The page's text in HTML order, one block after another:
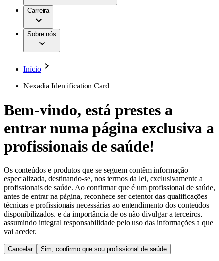
Aesculap Academy
Contentores Estéreis
Neurocirurgia
Nutrição Clínica
Prevenção e Controlo de Infeções
Retenção Urinária e Urologia
Suturas e Especialidades Cirúrgicas
Terapias de Infusão
Terapia de Intervenção Vascular
Tratamento de Feridas
Tratamento de Sangue Extracorporal
Soluções
Terapias
Patologias e Cuidados
Serviços
Cuidados Domiciliários
Coordenamos os seus cuidados médicos quando recebe alta
do hospital. Para mais informações, visite a nossa página de
cuidados domiciliários.
Trabalhar na B. Braun
Oportunidades de emprego
A nossa cultura
Vagas disponíveis
Descubra as tuas oportunidades de carreira na B. Braun.
Pesquise no nosso mercado de trabalho global por perfis de
trabalho interessantes.
Centro de Inovação
Responsabilidade
Acesso aos Cuidados de Saúde
Comunicados de Imprensa
Contactos
Formulário de Contacto
Empresa
Responsabilidade
Media
Carreira
Sobre nós
Início
Nexadia Identification Card
Bem-vindo, está prestes a
entrar numa página exclusiva a
profissionais de saúde!
Os conteúdos e produtos que se seguem contêm informação
especializada, destinando-se, nos termos da lei, exclusivamente a
profissionais de saúde. Ao confirmar que é um profissional de saúde,
antes de entrar na página, reconhece ser detentor das qualificações
técnicas e profissionais necessárias ao entendimento dos conteúdos
disponibilizados, e da importância de os não divulgar a terceiros,
assumindo integral responsabilidade pelo uso das informações a que
vai aceder.
Cancelar Sim, confirmo que sou profissional de saúde